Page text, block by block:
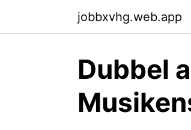
jobbxvhg.web.app
Dubbel